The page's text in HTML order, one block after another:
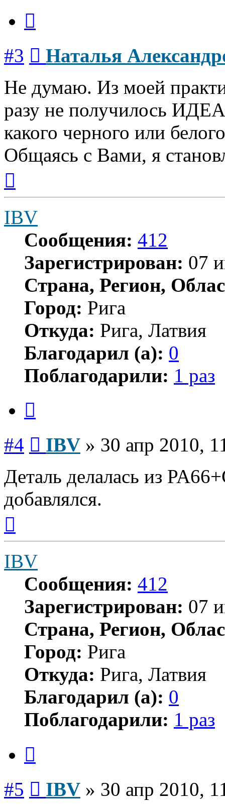
#3
Наталья
Не думаю. Из моей
разу не получилось
какого черного или
Общаясь с Вами, я
началу
IBV
Сообщения: 412
Зарегистрирован: 07
Страна, Регион,
Город: Рига
Откуда: Рига, Латвия
Благодарил (а): 0
Поблагодарили: 1 раз
#4 IBV » 30 апр 2010,
Деталь делалась из
добавлялся.
началу
IBV
Сообщения: 412
Зарегистрирован: 07
Страна, Регион,
Город: Рига
Откуда: Рига, Латвия
Благодарил (а): 0
Поблагодарили: 1 раз
#5 IBV » 30 апр 2010,